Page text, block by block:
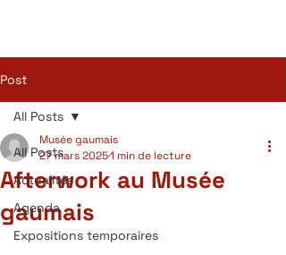
Post
All Posts
Actualités
Agenda
Expositions temporaires
All Posts
Afterwork au Musée
gaumais
Musée gaumais
27 mars 20251 min de lecture